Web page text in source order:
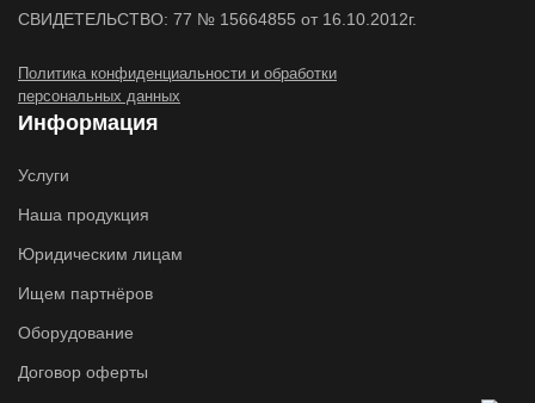
СВИДЕТЕЛЬСТВО: 77 № 15664855 от 16.10.2012г.
Политика конфиденциальности и обработки
персональных данных
Информация
Услуги
Наша продукция
Юридическим лицам
Ищем партнёров
Оборудование
Договор оферты